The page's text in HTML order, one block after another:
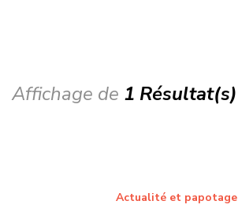
Affichage de 1 Résultat(s)
Actualité et papotage